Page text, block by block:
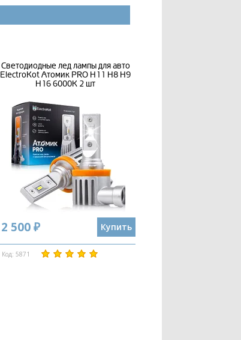
Светодиодные лед лампы для авто
ElectroKot Атомик PRO H11 H8 H9
H16 6000K 2 шт
2 500 ₽ Купить
Код: 5871